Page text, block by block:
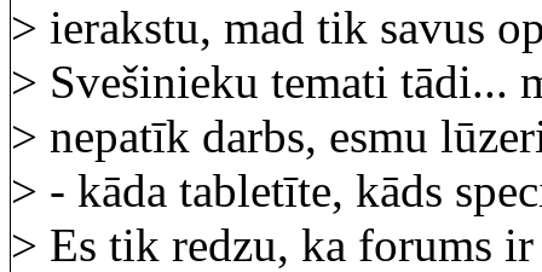
> ierakstu, mad tik savus
> Svešinieku temati tādi...
> nepatīk darbs, esmu
> - kāda tabletīte, kāds
> Es tik redzu, ka forums